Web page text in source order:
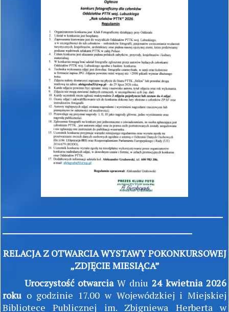
RELACJA Z OTWARCIA WYSTAWY POKONKURSOWEJ
„ZDJĘCIE MIESIĄCA”
Uroczystość otwarciaW dniu 24 kwietnia 2026
roku o godzinie 17.00 w Wojewódzkiej i Miejskiej
Bibliotece Publicznej im. Zbigniewa Herberta w